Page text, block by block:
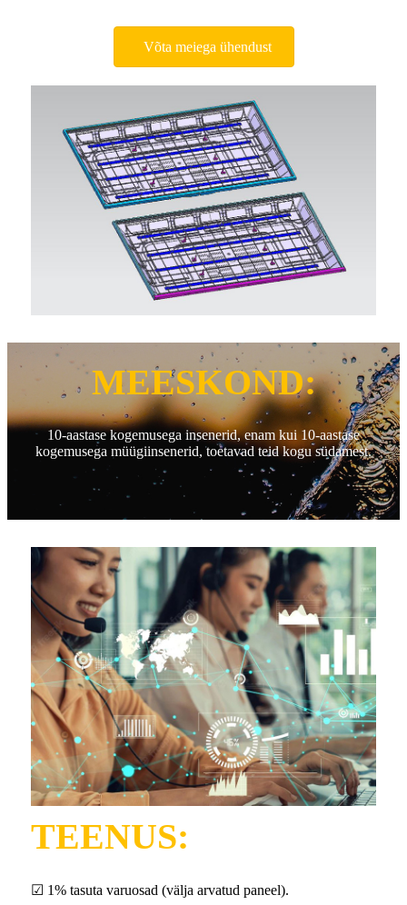
Võta meiega ühendust
MEESKOND:
10-aastase kogemusega insenerid, enam kui 10-aastase
kogemusega müügiinsenerid, toetavad teid kogu südamest.
TEENUS:
☑ 1% tasuta varuosad (välja arvatud paneel).